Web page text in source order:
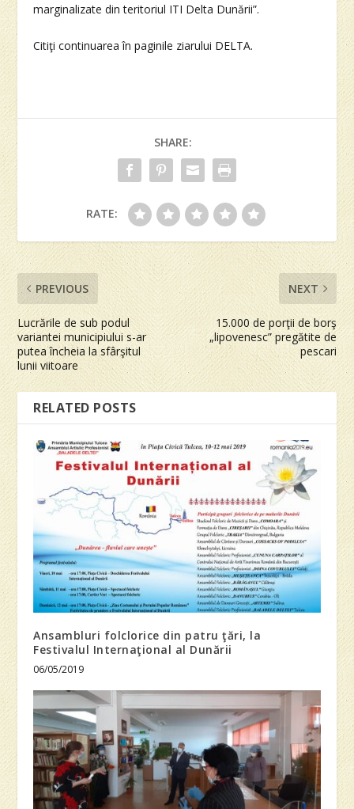
marginalizate din teritoriul ITI Delta Dunării”.
Citiţi continuarea în paginile ziarului DELTA.
SHARE:
RATE:
PREVIOUS
Lucrările de sub podul
variantei municipiului s-ar
putea încheia la sfârşitul
lunii viitoare
NEXT
15.000 de porţii de borş
„lipovenesc” pregătite de
pescari
RELATED POSTS
Ansambluri folclorice din patru ţări, la
Festivalul Internaţional al Dunării
06/05/2019